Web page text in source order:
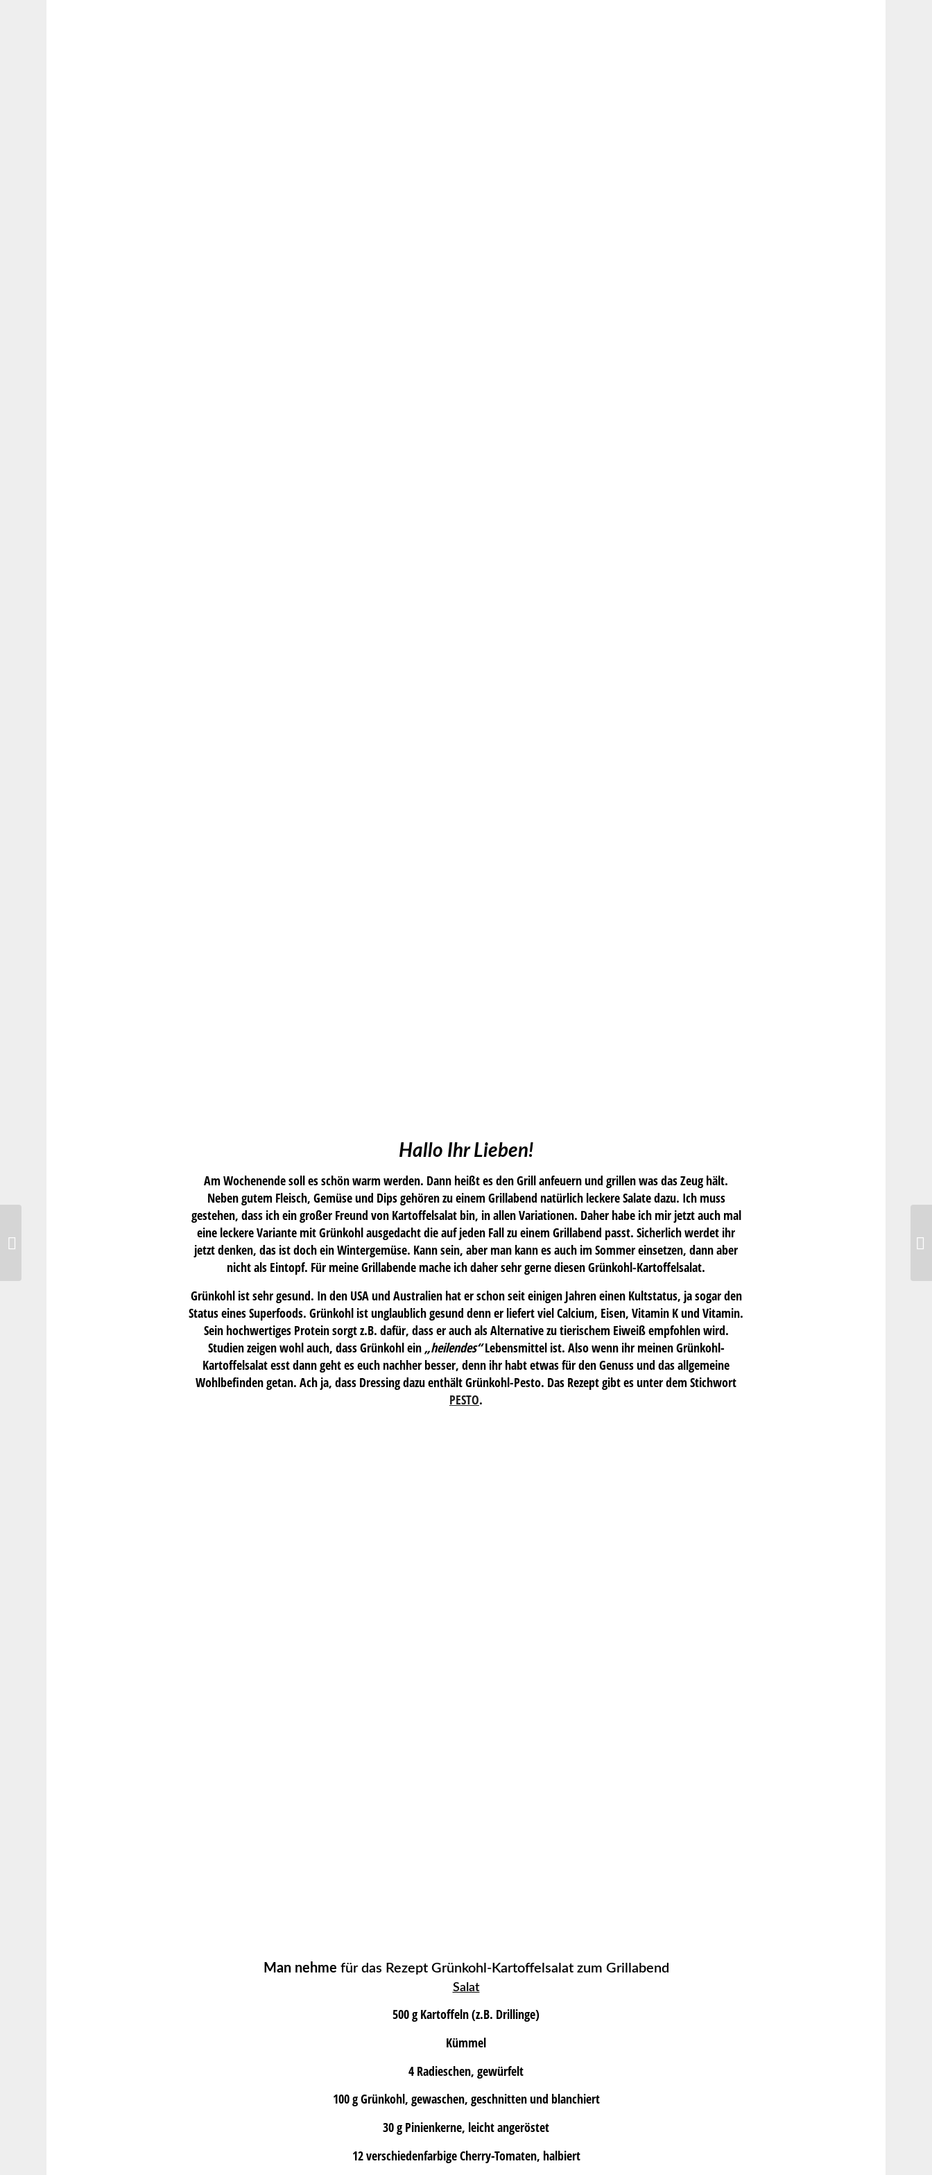
Hallo Ihr Lieben!
Am Wochenende soll es schön warm werden. Dann heißt es den Grill anfeuern und grillen was das Zeug hält.
Neben gutem Fleisch, Gemüse und Dips gehören zu einem Grillabend natürlich leckere Salate dazu. Ich muss
gestehen, dass ich ein großer Freund von Kartoffelsalat bin, in allen Variationen. Daher habe ich mir jetzt auch mal
eine leckere Variante mit Grünkohl ausgedacht die auf jeden Fall zu einem Grillabend passt. Sicherlich werdet ihr
jetzt denken, das ist doch ein Wintergemüse. Kann sein, aber man kann es auch im Sommer einsetzen, dann aber
nicht als Eintopf. Für meine Grillabende mache ich daher sehr gerne diesen Grünkohl-Kartoffelsalat.
Grünkohl ist sehr gesund. In den USA und Australien hat er schon seit einigen Jahren einen Kultstatus, ja sogar den
Status eines Superfoods. Grünkohl ist unglaublich gesund denn er liefert viel Calcium, Eisen, Vitamin K und Vitamin.
Sein hochwertiges Protein sorgt z.B. dafür, dass er auch als Alternative zu tierischem Eiweiß empfohlen wird.
Studien zeigen wohl auch, dass Grünkohl ein „heilendes“Lebensmittel ist. Also wenn ihr meinen Grünkohl-
Kartoffelsalat esst dann geht es euch nachher besser, denn ihr habt etwas für den Genuss und das allgemeine
Wohlbefinden getan. Ach ja, dass Dressing dazu enthält Grünkohl-Pesto. Das Rezept gibt es unter dem Stichwort
PESTO.
Man nehme für das Rezept Grünkohl-Kartoffelsalat zum Grillabend
Salat
500 g Kartoffeln (z.B. Drillinge)
Kümmel
4 Radieschen, gewürfelt
100 g Grünkohl, gewaschen, geschnitten und blanchiert
30 g Pinienkerne, leicht angeröstet
12 verschiedenfarbige Cherry-Tomaten, halbiert